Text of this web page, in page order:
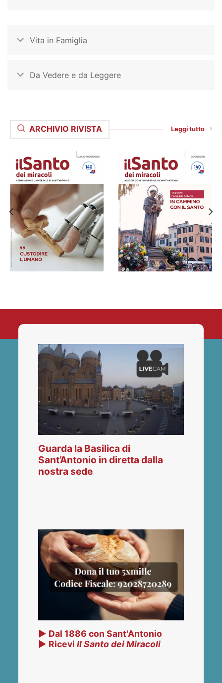
Vita in Famiglia
Da Vedere e da Leggere
ARCHIVIO RIVISTA Leggi tutto
Guarda la Basilica di
Sant’Antonio in diretta dalla
nostra sede
▶ Dal 1886 con Sant'Antonio
▶ RiceviIl Santo dei Miracoli